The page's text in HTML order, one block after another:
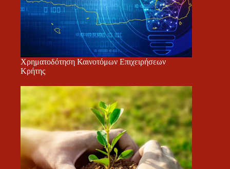
Χρηματοδότηση Καινοτόμων Επιχειρήσεων
Κρήτης